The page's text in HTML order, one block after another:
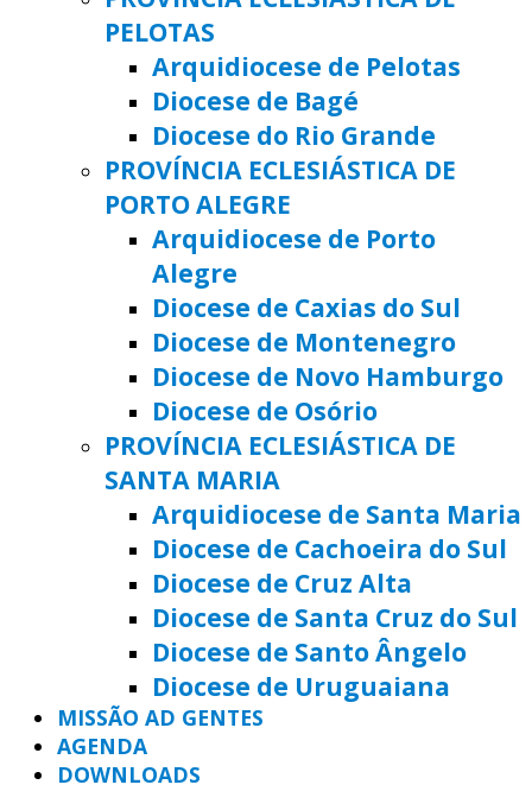
PELOTAS
Arquidiocese de Pelotas
Diocese de Bagé
Diocese do Rio Grande
PROVÍNCIA ECLESIÁSTICA DE
PORTO ALEGRE
Arquidiocese de Porto
Alegre
Diocese de Caxias do Sul
Diocese de Montenegro
Diocese de Novo Hamburgo
Diocese de Osório
PROVÍNCIA ECLESIÁSTICA DE
SANTA MARIA
Arquidiocese de Santa Maria
Diocese de Cachoeira do Sul
Diocese de Cruz Alta
Diocese de Santa Cruz do Sul
Diocese de Santo Ângelo
Diocese de Uruguaiana
MISSÃO AD GENTES
AGENDA
DOWNLOADS